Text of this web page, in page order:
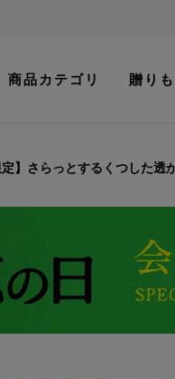
商品カテゴリ 贈り
】さらっとするくつした透